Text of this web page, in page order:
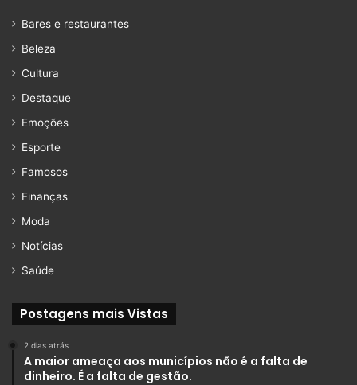
Bares e restaurantes
Beleza
Cultura
Destaque
Emoções
Esporte
Famosos
Finanças
Moda
Notícias
Saúde
Postagens mais Vistas
2 dias atrás
A maior ameaça aos municípios não é a falta de
dinheiro. É a falta de gestão.